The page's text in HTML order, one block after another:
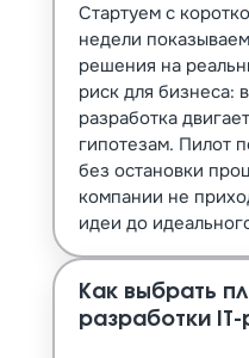
Стартуем с
недели
решения на
риск для бизнеса:
разработка
гипотезам. Пилот
без остановки
компании не
идеи до
Как выбрать
разработки